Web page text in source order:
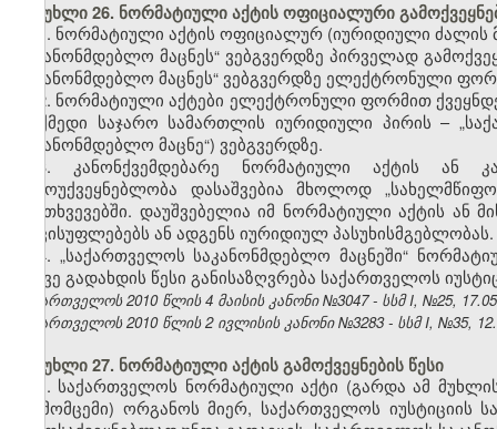
მუხლი 26. ნორმატიული აქტის ოფიციალური
1. ნორმატიული აქტის ოფიციალურ (იურიდიული ძალის
საკანონმდებლო მაცნეს“ ვებგვერდზე პირველად
საკანონმდებლო მაცნეს“ ვებგვერდზე ელექტრონული
2. ნორმატიული აქტები ელექტრონული ფორმით
მოქმედი საჯარო სამართლის იურიდიული პირის –
საკანონმდებლო მაცნე“) ვებგვერდზე.
3. კანონქვემდებარე ნორმატიული აქტის ან
გამოუქვეყნებლობა დასაშვებია მხოლოდ
შემთხვევებში. დაუშვებელია იმ ნორმატიული აქტის
თავისუფლებებს ან ადგენს იურიდიულ პასუხისმგებლობას.
4. „საქართველოს საკანონმდებლო მაცნეში“
ასევე გადახდის წესი განისაზღვრება საქართველოს
საქართველოს 2010 წლის 4 მაისის კანონი №3047 - სსმ I, №25,
საქართველოს 2010 წლის 2 ივლისის კანონი №3283 - სსმ I, №35,
მუხლი 27. ნორმატიული აქტის გამოქვეყნების წესი
1. საქართველოს ნორმატიული აქტი (გარდა ამ
(გამომცემი) ორგანოს მიერ, საქართველოს იუსტიციის